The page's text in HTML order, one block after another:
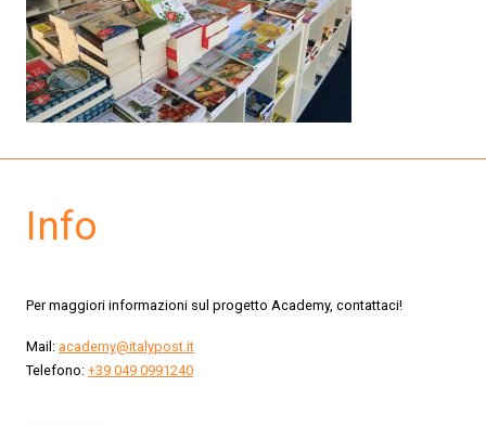
Info
Per maggiori informazioni sul progetto Academy, contattaci!
Mail: academy@italypost.it
Telefono: +39 049 0991240